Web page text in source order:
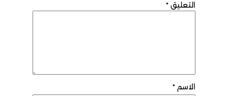
التعليق *
الاسم *